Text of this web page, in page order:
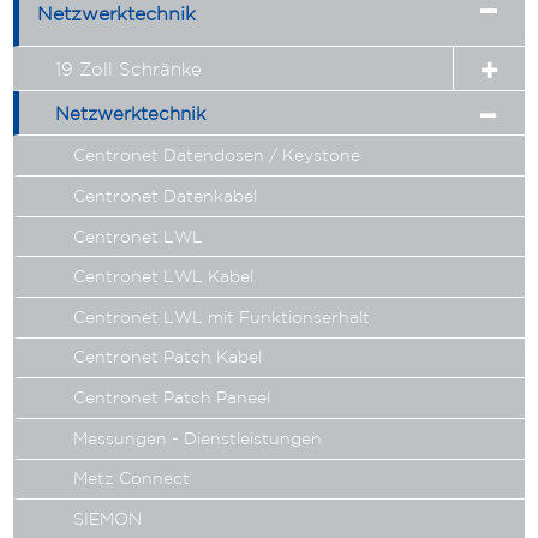
Netzwerktechnik
menu
19 Zoll Schränke
child
menu
Netzwerktechnik
child
Centronet Datendosen / Keystone
Centronet Datenkabel
Centronet LWL
Centronet LWL Kabel
Centronet LWL mit Funktionserhalt
Centronet Patch Kabel
Centronet Patch Paneel
Messungen - Dienstleistungen
Metz Connect
SIEMON